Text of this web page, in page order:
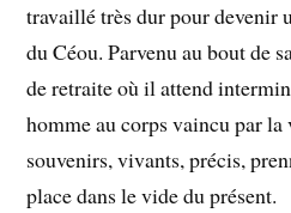
travaillé très dur pour devenir
du Céou. Parvenu au bout de
de retraite où il attend
homme au corps vaincu par
souvenirs, vivants, précis,
place dans le vide du présent.